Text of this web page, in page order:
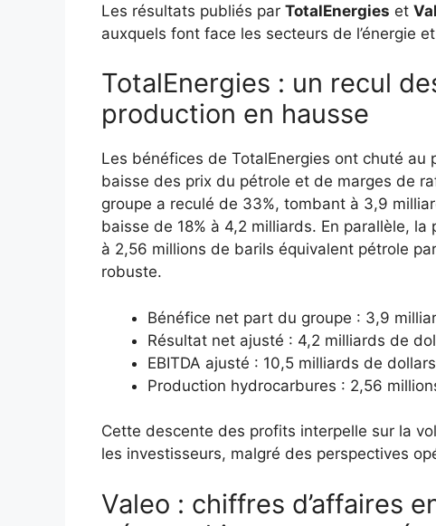
Les résultats publiés par TotalEnergies et
auxquels font face les secteurs de l’énergie
TotalEnergies : un recul
production en hausse
Les bénéfices de TotalEnergies ont chuté
baisse des prix du pétrole et de marges de
groupe a reculé de 33%, tombant à 3,9
baisse de 18% à 4,2 milliards. En parallèle,
à 2,56 millions de barils équivalent pétrole
robuste.
Bénéfice net part du groupe : 3,9
Résultat net ajusté : 4,2 milliards de
EBITDA ajusté : 10,5 milliards de
Production hydrocarbures : 2,56
Cette descente des profits interpelle sur la
les investisseurs, malgré des perspectives
Valeo : chiffres d’affaires